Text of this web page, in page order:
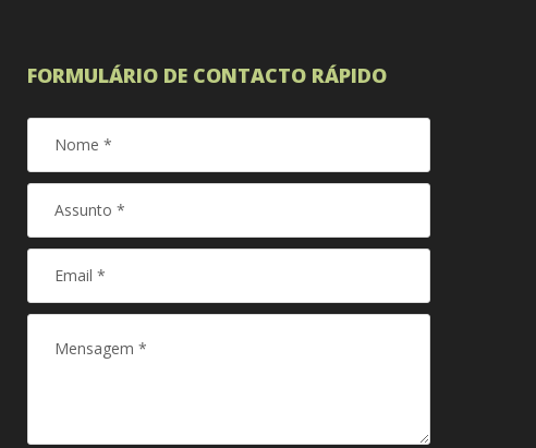
FORMULÁRIO DE CONTACTO RÁPIDO